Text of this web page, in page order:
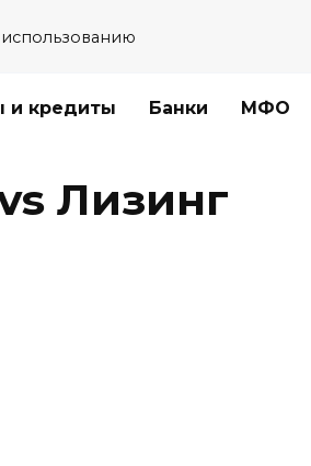
и кредиты Банки МФО
Лизинг